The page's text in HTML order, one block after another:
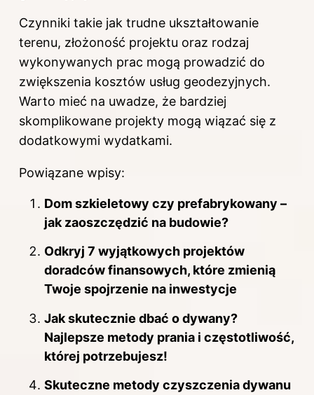
Czynniki takie jak trudne ukształtowanie
terenu, złożoność projektu oraz rodzaj
wykonywanych prac mogą prowadzić do
zwiększenia kosztów usług geodezyjnych.
Warto mieć na uwadze, że bardziej
skomplikowane projekty mogą wiązać się z
dodatkowymi wydatkami.
Powiązane wpisy:
Dom szkieletowy czy prefabrykowany –
jak zaoszczędzić na budowie?
Odkryj 7 wyjątkowych projektów
doradców finansowych, które zmienią
Twoje spojrzenie na inwestycje
Jak skutecznie dbać o dywany?
Najlepsze metody prania i częstotliwość,
której potrzebujesz!
Skuteczne metody czyszczenia dywanu